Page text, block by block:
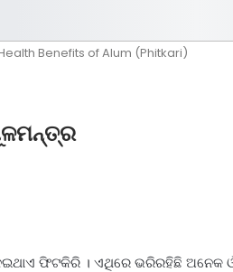
Benefits of Alum (Phitkari)
ଫିଟକିରି । ଏଥିରେ ଭରିରହିଛି ଅନେକ